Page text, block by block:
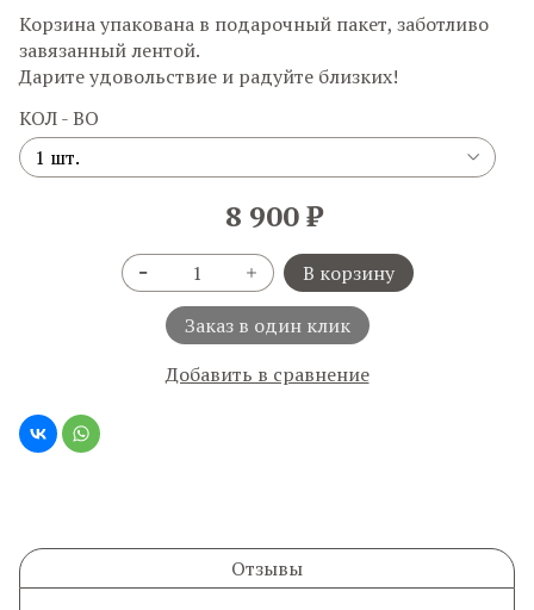
Корзина упакована в подарочный пакет, заботливо
завязанный лентой.
Дарите удовольствие и радуйте близких!
КОЛ - ВО
8 900 ₽
В корзину
Заказ в один клик
Добавить в сравнение
Отзывы